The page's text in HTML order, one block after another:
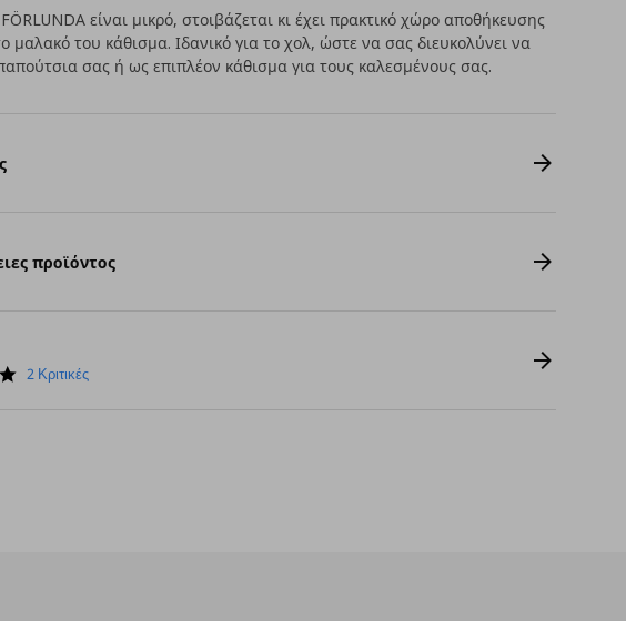
είναι μικρό, στοιβάζεται κι έχει πρακτικό χώρο αποθήκευσης
μαλακό του κάθισμα. Ιδανικό για το χολ, ώστε να σας διευκολύνει να
σας ή ως επιπλέον κάθισμα για τους καλεσμένους σας.
προϊόντος
5.0
2 Κριτικές